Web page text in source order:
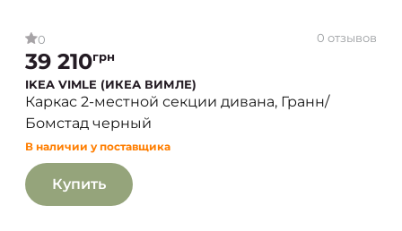
0 0 отзывов
39 210грн
IKEA VIMLE (ИКЕА ВИМЛЕ)
Каркас 2-местной секции дивана, Гранн/
Бомстад черный
В наличии у поставщика
Купить